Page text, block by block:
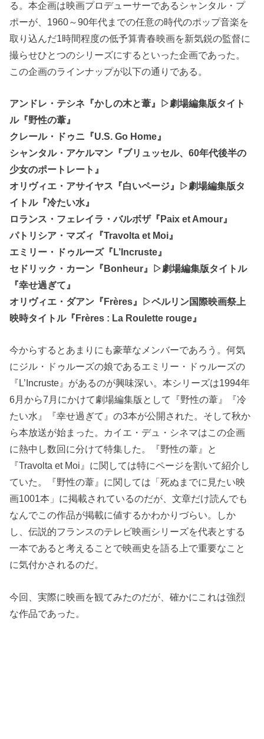
る。本企画は映画プロデューサーであるシャンタル・プ
ポーが、1960～90年代までの任意の時代のポップ音楽を
取り込んだ1時間程度の低予算青春映画を新気鋭の監督に
撮らせひとつのシリーズにするといった企画であった。
この企画のラインナップが以下の通りである。
アンドレ・テシネ『かしの木と葦』▷劇場編集版タイト
ル『野性の葦』
クレール・ドゥニ『U.S. Go Home』
シャンタル・アケルマン『ブリュッセル、60年代後半の
少女のポートレート』
オリヴィエ・アサイヤス『白いページ』▷劇場編集版タ
イトル『冷たい水』
ロランス・フェレイラ・バルボザ『Paix et Amour』
パトリシア・マズィ『Travolta et Moi』
エミリー・ドゥルーズ『L’Incruste』
セドリック・カーン『Bonheur』▷劇場編集版タイトル
『幸せ過ぎて』
オリヴィエ・ダアン『Frères』▷ベルリン国際映画祭上
映時タイトル『Frères : La Roulette rouge』
今からするとあまりにも豪華なメンバーであろう。何気
にジル・ドゥルーズの娘であるエミリー・ドゥルーズの
『L’Incruste』があるのが興味深い。本シリーズは1994年
6月から7月にかけて劇場編集版として『野性の葦』『冷
たい水』『幸せ過ぎて』の3本が公開された。そして秋か
ら本放送が始まった。カイエ・デュ・シネマはこの企画
に熱中し数回に分けて特集した。『野性の葦』と
『Travolta et Moi』に関しては特にページを割いて紹介し
ていた。『野性の葦』に関しては「死ぬまでに見たい映
画1001本」に掲載されているのだが、文章だけ読んでも
なんでこの作品が掲載に値するかわかりづらい。しか
し、伝説的フランスのテレビ映画シリーズを代表とする
一本であると考えることで映画史を語る上で重要なこと
に気付かされるのだ。
今回、実際に映画を観てみたのだが、確かにこれは強烈
な作品であった。